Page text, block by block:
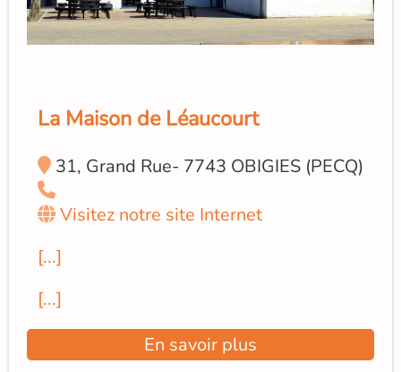
La Maison de Léaucourt
31, Grand Rue- 7743 OBIGIES (PECQ)
Visitez notre site Internet
[...]
[...]
En savoir plus